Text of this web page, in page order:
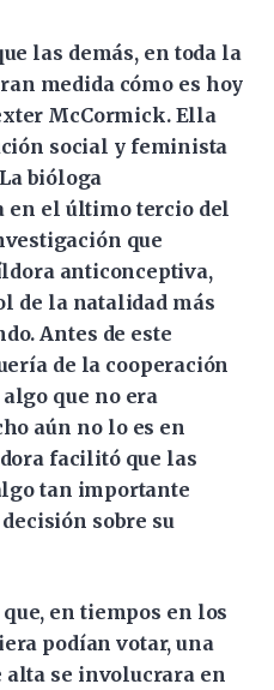
las demás, en toda la
medida cómo es hoy
McCormick. Ella
social y feminista
bióloga
en el último tercio del
que
anticonceptiva,
de la natalidad más
Antes de este
de la cooperación
que no era
aún no lo es en
facilitó que las
tan importante
sobre su
en tiempos en los
podían votar, una
alta se involucrara en